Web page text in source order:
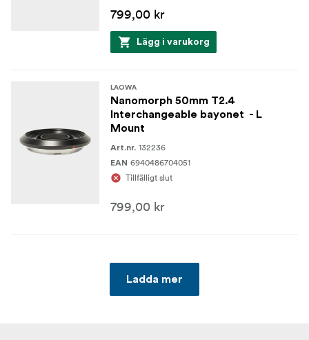
799,00 kr
Lägg i varukorg
LAOWA
Nanomorph 50mm T2.4
Interchangeable bayonet - L
Mount
Art.nr. 132236
EAN 6940486704051
Tillfälligt slut
799,00 kr
Ladda mer